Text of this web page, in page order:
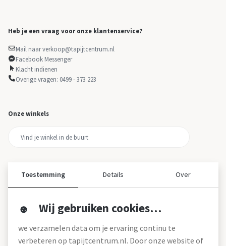
Heb je een vraag voor onze klantenservice?
Mail naar verkoop@tapijtcentrum.nl
Facebook Messenger
Klacht indienen
Overige vragen: 0499 - 373 223
Onze winkels
Over tapijtcentrum
Toestemming Details Over
Wij gebruiken cookies…
we verzamelen data om je ervaring continu te
verbeteren op tapijtcentrum.nl. Door onze website of